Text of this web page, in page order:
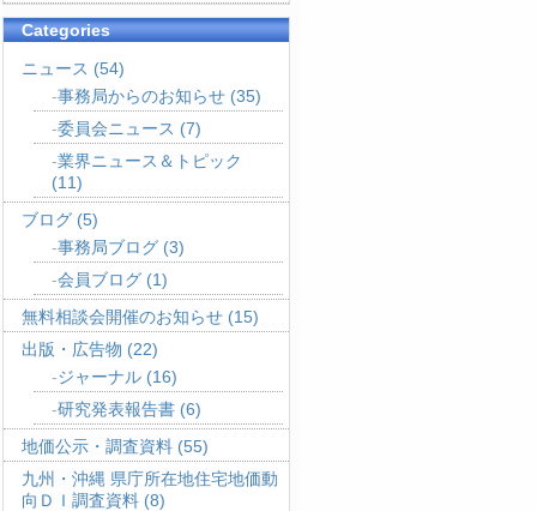
Categories
ニュース (54)
事務局からのお知らせ (35)
委員会ニュース (7)
業界ニュース＆トピック
(11)
ブログ (5)
事務局ブログ (3)
会員ブログ (1)
無料相談会開催のお知らせ (15)
出版・広告物 (22)
ジャーナル (16)
研究発表報告書 (6)
地価公示・調査資料 (55)
九州・沖縄 県庁所在地住宅地価動
向ＤＩ調査資料 (8)